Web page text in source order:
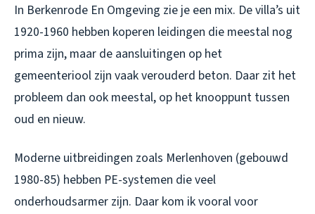
In Berkenrode En Omgeving zie je een mix. De villa’s uit
1920-1960 hebben koperen leidingen die meestal nog
prima zijn, maar de aansluitingen op het
gemeenteriool zijn vaak verouderd beton. Daar zit het
probleem dan ook meestal, op het knooppunt tussen
oud en nieuw.
Moderne uitbreidingen zoals Merlenhoven (gebouwd
1980-85) hebben PE-systemen die veel
onderhoudsarmer zijn. Daar kom ik vooral voor